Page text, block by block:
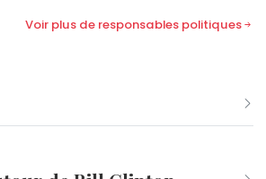
Voir plus de responsables politiques